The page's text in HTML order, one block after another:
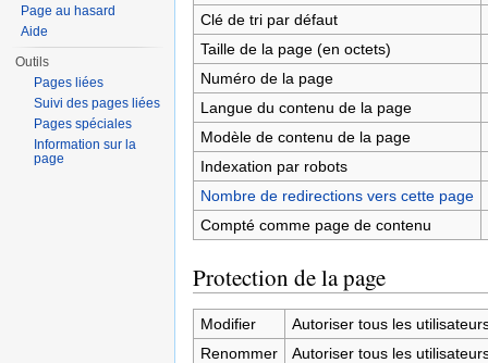
Clé de tri par défaut
Taille de la page (en octets)
Numéro de la page
Langue du contenu de la page
Modèle de contenu de la page
Indexation par robots
Nombre de redirections vers cette page
Compté comme page de contenu
Protection de la page
Modifier
Autoriser tous les
Renommer
Autoriser tous les
Page au hasard
Aide
Outils
Pages liées
Suivi des pages liées
Pages spéciales
Information sur la
page